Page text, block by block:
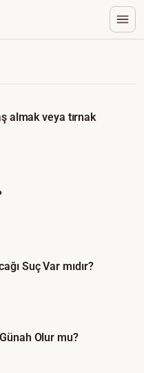
almak veya tırnak
Suç Var mıdır?
Olur mu?